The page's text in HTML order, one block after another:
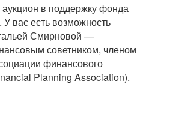
в поддержку фонда
вас есть возможность
Смирновой —
советником, членом
финансового
Planning Association).